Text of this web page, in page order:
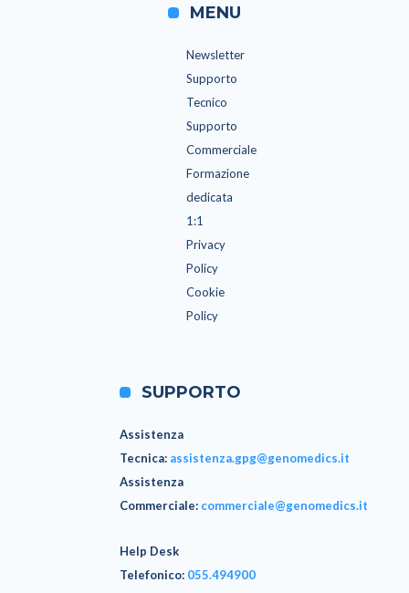
MENU
Newsletter
Supporto
Tecnico
Supporto
Commerciale
Formazione
dedicata
1:1
Privacy
Policy
Cookie
Policy
SUPPORTO
Assistenza
Tecnica: assistenza.gpg@genomedics.it
Assistenza
Commerciale: commerciale@genomedics.it
Help Desk
Telefonico: 055.494900